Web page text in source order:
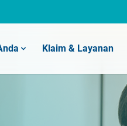
Klaim & Layanan